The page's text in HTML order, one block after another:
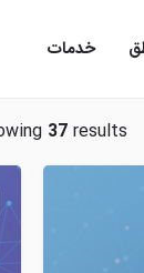
خدمات
37 results